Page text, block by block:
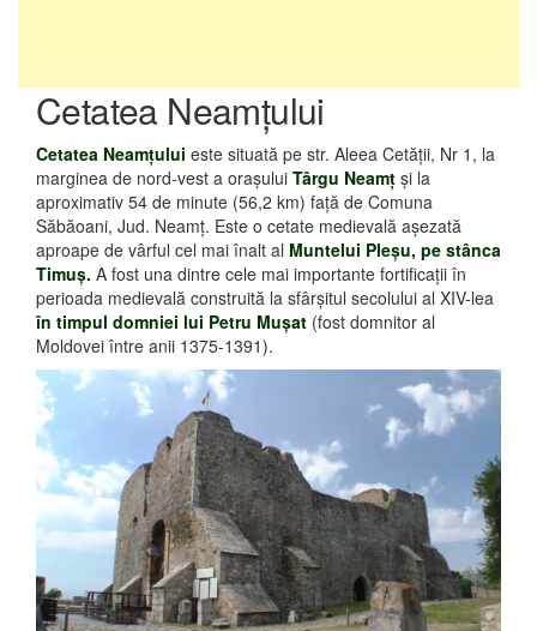
Cetatea Neamţului
Cetatea Neamţului este situată pe str. Aleea Cetăţii, Nr 1, la
marginea de nord-vest a oraşului Târgu Neamţ şi la
aproximativ 54 de minute (56,2 km) faţă de Comuna
Săbăoani, Jud. Neamţ. Este o cetate medievală aşezată
aproape de vârful cel mai înalt al Muntelui Pleşu, pe stânca
Timuş. A fost una dintre cele mai importante fortificaţii în
perioada medievală construită la sfârşitul secolului al XIV-lea
în timpul domniei lui Petru Muşat (fost domnitor al
Moldovei între anii 1375-1391).